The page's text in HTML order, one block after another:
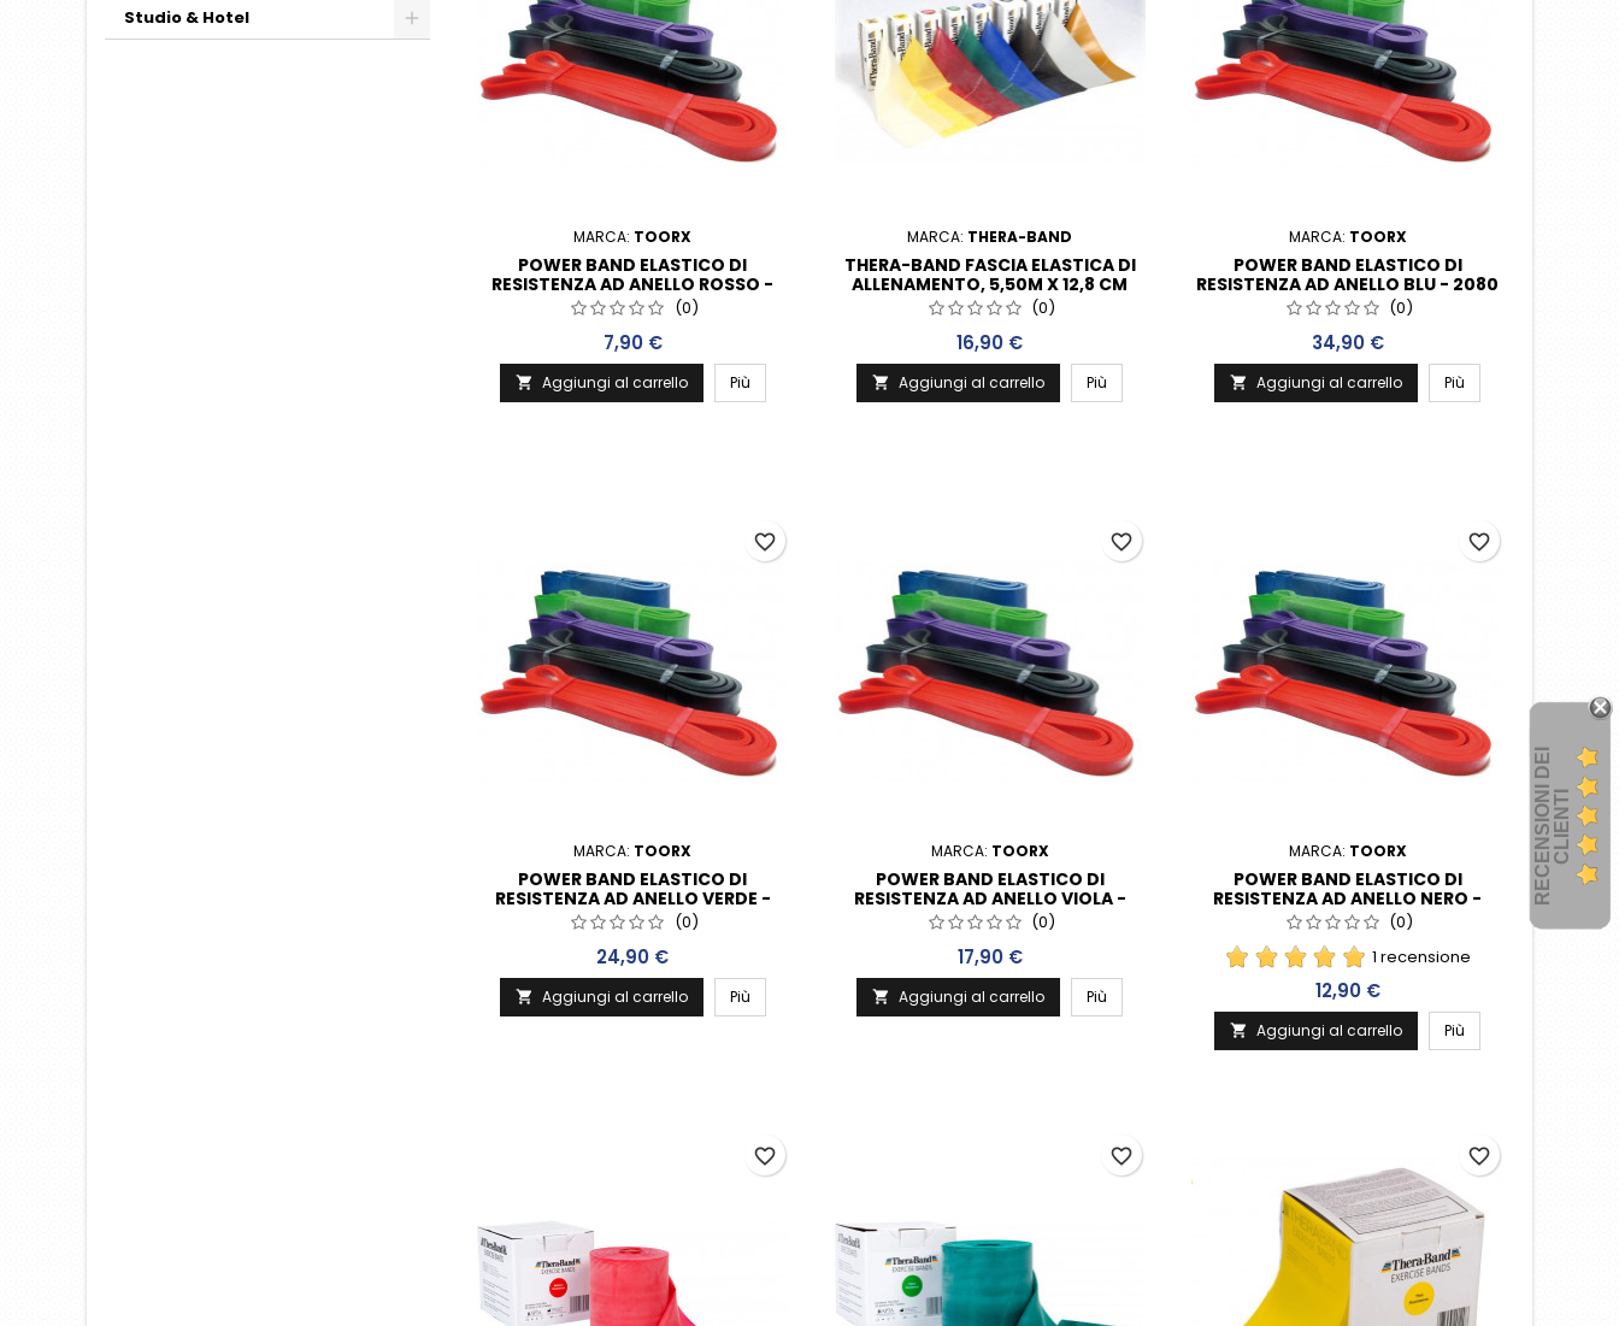
Studio & Hotel
MARCA: TOORX
POWER BAND ELASTICO DI
RESISTENZA AD ANELLO ROSSO -
2080 X 4,5 X 13 MM
(0)
Prezzo
7,90 €
 Aggiungi al carrello Più
MARCA: THERA-BAND
THERA-BAND FASCIA ELASTICA DI
ALLENAMENTO, 5,50M X 12,8 CM
(0)
Prezzo
16,90 €
 Aggiungi al carrello Più
MARCA: TOORX
POWER BAND ELASTICO DI
RESISTENZA AD ANELLO BLU - 2080
X 4,5 X 64 MM
(0)
Prezzo
34,90 €
 Aggiungi al carrello Più
MARCA: TOORX
POWER BAND ELASTICO DI
RESISTENZA AD ANELLO VERDE -
2080 X 4,5 X 45 MM
(0)
Prezzo
24,90 €
 Aggiungi al carrello Più
favorite_border
MARCA: TOORX
POWER BAND ELASTICO DI
RESISTENZA AD ANELLO VIOLA -
2080 X 4,5 X 29 MM
(0)
Prezzo
17,90 €
 Aggiungi al carrello Più
favorite_border
MARCA: TOORX
POWER BAND ELASTICO DI
RESISTENZA AD ANELLO NERO -
2080 X 4,5 X 22 MM
(0)
1 recensione
Prezzo
12,90 €
 Aggiungi al carrello Più
favorite_border
favorite_border favorite_border favorite_border
R
E
C
E
N
S
I
ON
I
D
E
I
C
L
I
E
N
TI